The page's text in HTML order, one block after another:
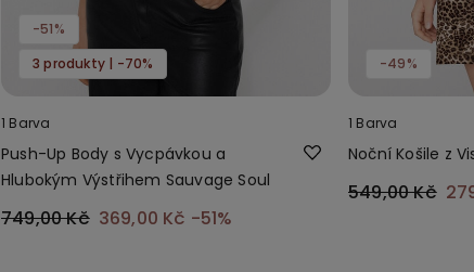
-51%
3 produkty | -70%
1 Barva
Push-Up Body s Vycpávkou a
Hlubokým Výstřihem Sauvage Soul
749,00 Kč 369,00 Kč -51%
-49%
1 Barva
Noční Košile z
549,00 Kč